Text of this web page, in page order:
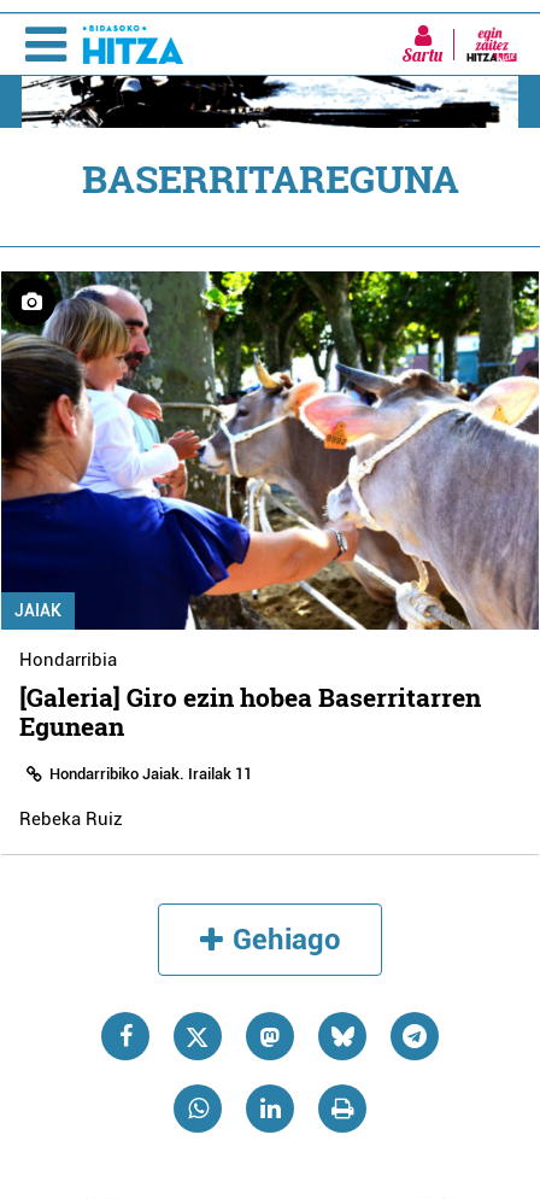
Sartu
BASERRITAREGUNA
JAIAK
Hondarribia
[Galeria] Giro ezin hobea Baserritarren
Egunean
Hondarribiko Jaiak. Irailak 11
Rebeka Ruiz
Gehiago